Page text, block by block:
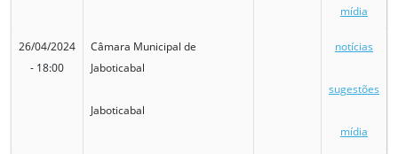
mídia
26/04/2024
- 18:00
Câmara Municipal de
Jaboticabal
Jaboticabal
notícias
sugestões
mídia